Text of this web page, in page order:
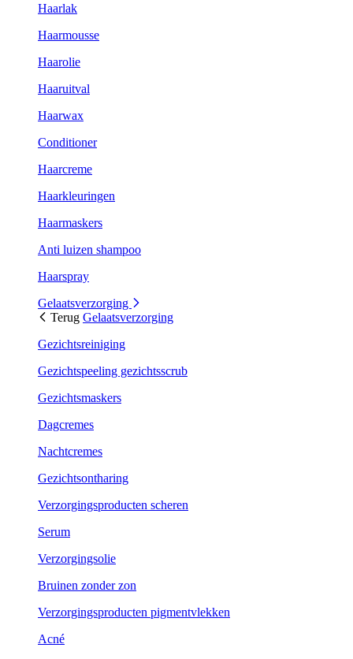
Haarlak
Haarmousse
Haarolie
Haaruitval
Haarwax
Conditioner
Haarcreme
Haarkleuringen
Haarmaskers
Anti luizen shampoo
Haarspray
Gelaatsverzorging
Terug Gelaatsverzorging
Gezichtsreiniging
Gezichtspeeling gezichtsscrub
Gezichtsmaskers
Dagcremes
Nachtcremes
Gezichtsontharing
Verzorgingsproducten scheren
Serum
Verzorgingsolie
Bruinen zonder zon
Verzorgingsproducten pigmentvlekken
Acné